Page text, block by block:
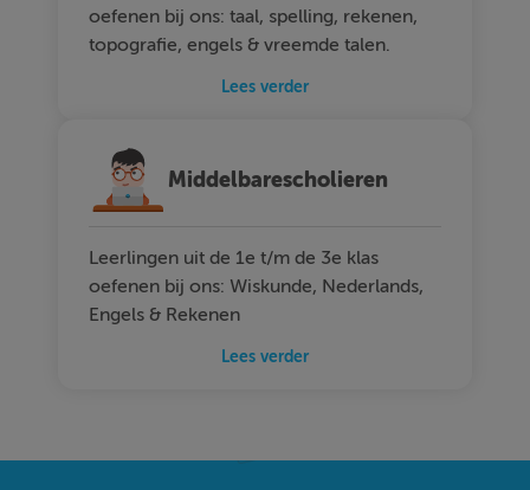
oefenen bij ons: taal, spelling, rekenen,
topografie, engels & vreemde talen.
Lees verder
Middelbarescholieren
Leerlingen uit de 1e t/m de 3e klas
oefenen bij ons: Wiskunde, Nederlands,
Engels & Rekenen
Lees verder